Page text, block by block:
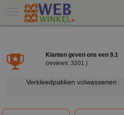
Klanten geven ons een 9.1
(reviews: 3201 )
Verkleedpakken volwassenen